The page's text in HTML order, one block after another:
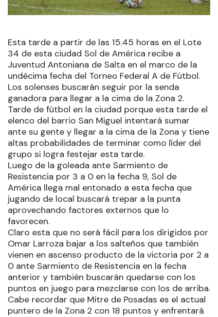
Esta tarde a partir de las 15.45 horas en el Lote
34 de esta ciudad Sol de América recibe a
Juventud Antoniana de Salta en el marco de la
undécima fecha del Torneo Federal A de Fútbol.
Los solenses buscarán seguir por la senda
ganadora para llegar a la cima de la Zona 2.
Tarde de fútbol en la ciudad porque esta tarde el
elenco del barrio San Miguel intentará sumar
ante su gente y llegar a la cima de la Zona y tiene
altas probabilidades de terminar como líder del
grupo si logra festejar esta tarde.
Luego de la goleada ante Sarmiento de
Resistencia por 3 a 0 en la fecha 9, Sol de
América llega mal entonado a esta fecha que
jugando de local buscará trepar a la punta
aprovechando factores externos que lo
favorecen.
Claro esta que no será fácil para los dirigidos por
Omar Larroza bajar a los salteños que también
vienen en ascenso producto de la victoria por 2 a
0 ante Sarmiento de Resistencia en la fecha
anterior y también buscarán quedarse con los
puntos en juego para mezclarse con los de arriba.
Cabe recordar que Mitre de Posadas es el actual
puntero de la Zona 2 con 18 puntos y enfrentará